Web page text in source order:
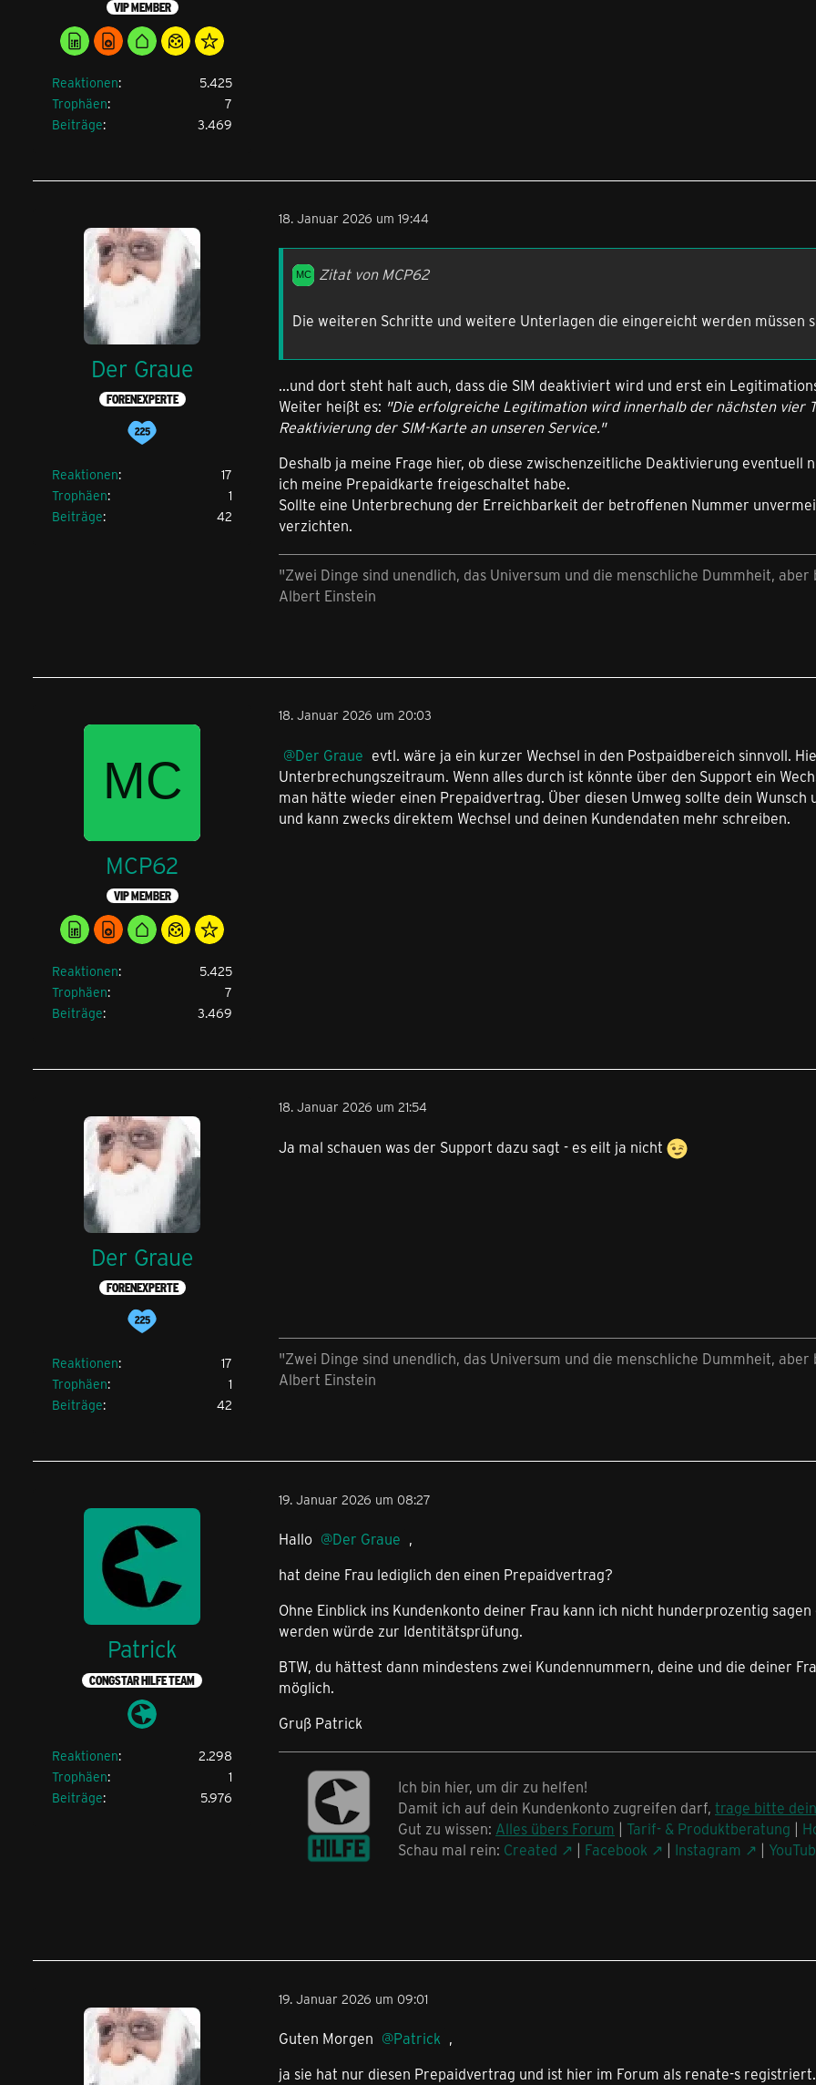
VIP MEMBER
Reaktionen
5.425
Trophäen
7
Beiträge
3.469
Der Graue
FORENEXPERTE
Reaktionen
17
Trophäen
1
Beiträge
42
18. Januar 2026 um 19:44
Zitat von MCP62
Die weiteren Schritte und weitere Unterlagen die eingereicht werden müssen
...und dort steht halt auch, dass die SIM deaktiviert wird und erst ein
Weiter heißt es: "Die erfolgreiche Legitimation wird innerhalb der nächsten vier
Reaktivierung der SIM-Karte an unseren Service."
Deshalb ja meine Frage hier, ob diese zwischenzeitliche Deaktivierung
ich meine Prepaidkarte freigeschaltet habe.
Sollte eine Unterbrechung der Erreichbarkeit der betroffenen Nummer
verzichten.
"Zwei Dinge sind unendlich, das Universum und die menschliche Dummheit,
Albert Einstein
MCP62
VIP MEMBER
Reaktionen
5.425
Trophäen
7
Beiträge
3.469
18. Januar 2026 um 20:03
Der Graue evtl. wäre ja ein kurzer Wechsel in den Postpaidbereich sinnvoll.
Unterbrechungszeitraum. Wenn alles durch ist könnte über den Support ein
man hätte wieder einen Prepaidvertrag. Über diesen Umweg sollte dein
und kann zwecks direktem Wechsel und deinen Kundendaten mehr schreiben.
Der Graue
FORENEXPERTE
Reaktionen
17
Trophäen
1
Beiträge
42
18. Januar 2026 um 21:54
Ja mal schauen was der Support dazu sagt - es eilt ja nicht
"Zwei Dinge sind unendlich, das Universum und die menschliche Dummheit,
Albert Einstein
Patrick
CONGSTAR HILFE TEAM
Reaktionen
2.298
Trophäen
1
Beiträge
5.976
19. Januar 2026 um 08:27
Hallo Der Graue ,
hat deine Frau lediglich den einen Prepaidvertrag?
Ohne Einblick ins Kundenkonto deiner Frau kann ich nicht hunderprozentig
werden würde zur Identitätsprüfung.
BTW, du hättest dann mindestens zwei Kundennummern, deine und die deiner
möglich.
Gruß Patrick
Ich bin hier, um dir zu helfen!
Damit ich auf dein Kundenkonto zugreifen darf, trage bitte
Gut zu wissen: Alles übers Forum | Tarif- & Produktberatung |
Schau mal rein: Created | Facebook | Instagram |
19. Januar 2026 um 09:01
Guten Morgen Patrick ,
ja sie hat nur diesen Prepaidvertrag und ist hier im Forum als renate-s registriert.